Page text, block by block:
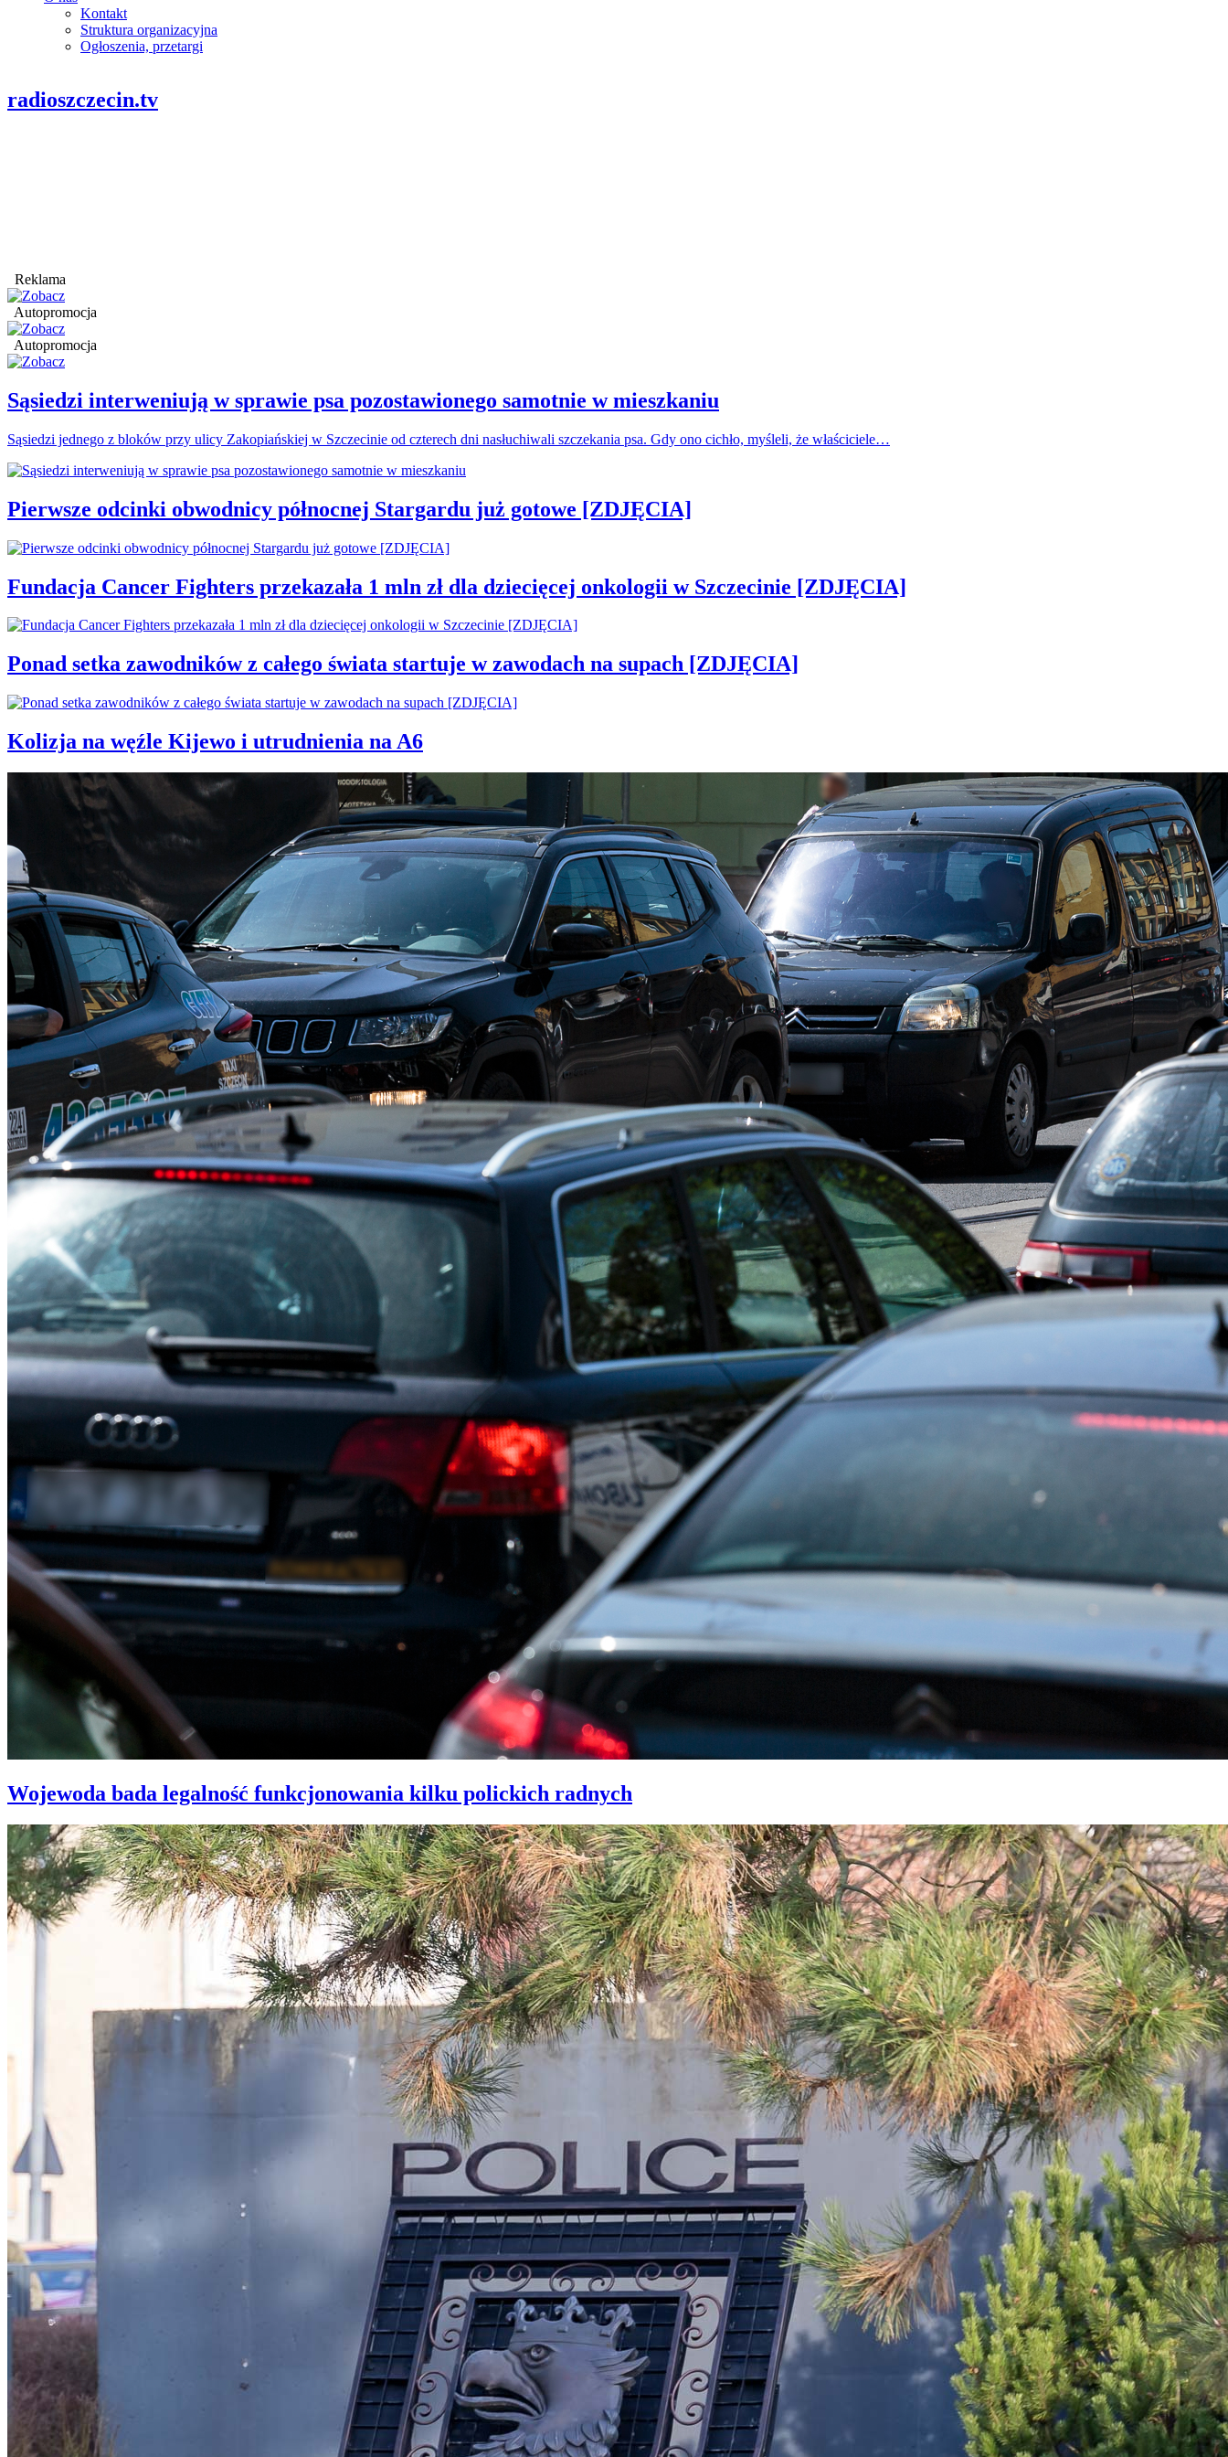
Kontakt
Struktura organizacyjna
Ogłoszenia, przetargi
radioszczecin.tv
Reklama
Autopromocja
Autopromocja
Sąsiedzi interweniują w sprawie psa pozostawionego samotnie w mieszkaniu
Sąsiedzi jednego z bloków przy ulicy Zakopiańskiej w Szczecinie od czterech dni nasłuchiwali szczekania psa. Gdy ono cichło, myśleli, że właściciele…
Pierwsze odcinki obwodnicy północnej Stargardu już gotowe [ZDJĘCIA]
Fundacja Cancer Fighters przekazała 1 mln zł dla dziecięcej onkologii w Szczecinie [ZDJĘCIA]
Ponad setka zawodników z całego świata startuje w zawodach na supach [ZDJĘCIA]
Kolizja na węźle Kijewo i utrudnienia na A6
Wojewoda bada legalność funkcjonowania kilku polickich radnych